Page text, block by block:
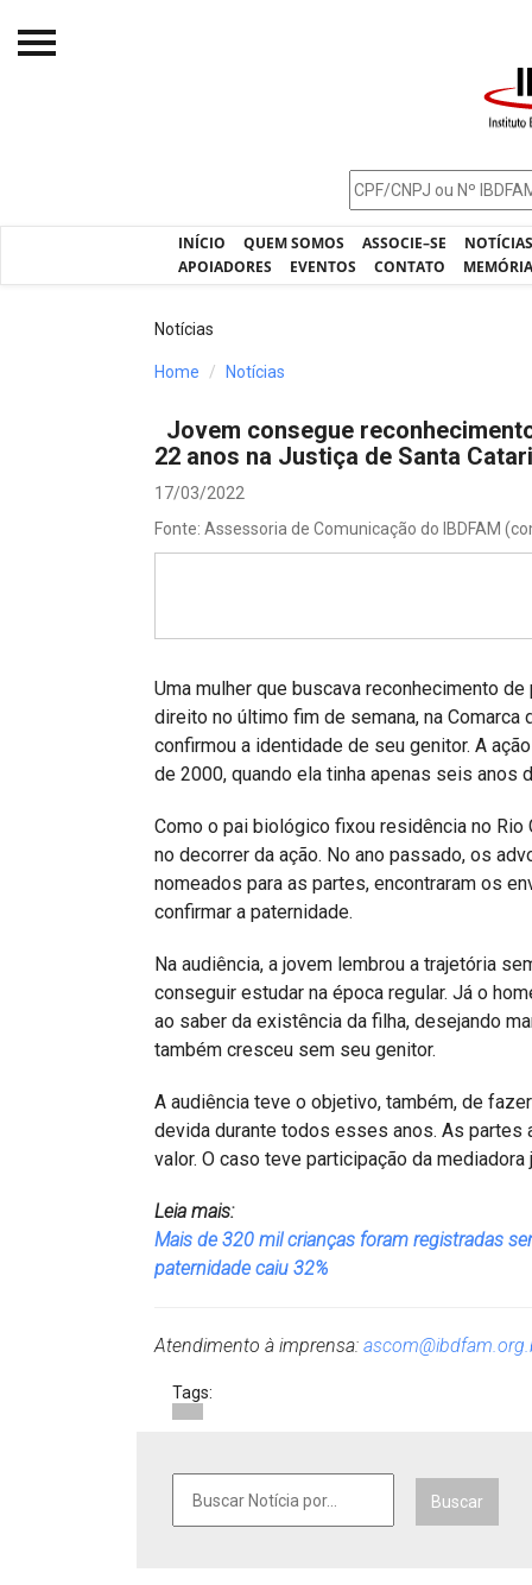
INÍCIO QUEM SOMOS ASSOCIE–SE
APOIADORES
EVENTOS CONTATO
Processos - IBDFAM
Projetos do IBDFAM
Alienação Parental
IBDFAM Educacional
Notícias
Home Notícias
Jovem consegue
22 anos na Justiça de Santa
17/03/2022
Fonte: Assessoria de Comunicação do IBDFAM
Uma mulher que buscava reconhecimento
direito no último fim de semana, na Comarca
confirmou a identidade de seu genitor. A
de 2000, quando ela tinha apenas seis anos
Como o pai biológico fixou residência no
no decorrer da ação. No ano passado, os
nomeados para as partes, encontraram os
confirmar a paternidade.
Na audiência, a jovem lembrou a trajetória
conseguir estudar na época regular. Já o
ao saber da existência da filha, desejando
também cresceu sem seu genitor.
A audiência teve o objetivo, também, de
devida durante todos esses anos. As partes
valor. O caso teve participação da
Leia mais:
Mais de 320 mil crianças foram registradas
paternidade caiu 32%
Atendimento à imprensa:
Tags:
Buscar